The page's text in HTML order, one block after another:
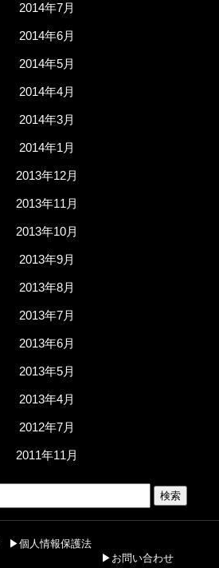
2014年7月
2014年6月
2014年5月
2014年4月
2014年3月
2014年1月
2013年12月
2013年11月
2013年10月
2013年9月
2013年8月
2013年7月
2013年6月
2013年5月
2013年4月
2012年7月
2011年11月
▶個人情報保護法
▶お問い合わせ